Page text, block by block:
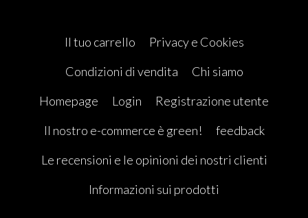
Il tuo carrello
Privacy e Cookies
Condizioni di vendita
Chi siamo
Homepage
Login
Registrazione utente
Il nostro e-commerce è green!
feedback
Le recensioni e le opinioni dei nostri clienti
Informazioni sui prodotti